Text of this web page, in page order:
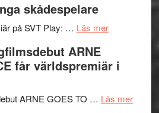
spännande
Jackie
i
Vem
styra
skådespelare
på SVT Play: … Läs merom
tv-
Svärtan
ARNE
får världspremiär i
ARNE GOES TO … Läs merom